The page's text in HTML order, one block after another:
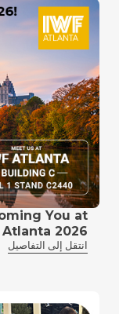
You at
2026.
انتقل إلى التفاصيل